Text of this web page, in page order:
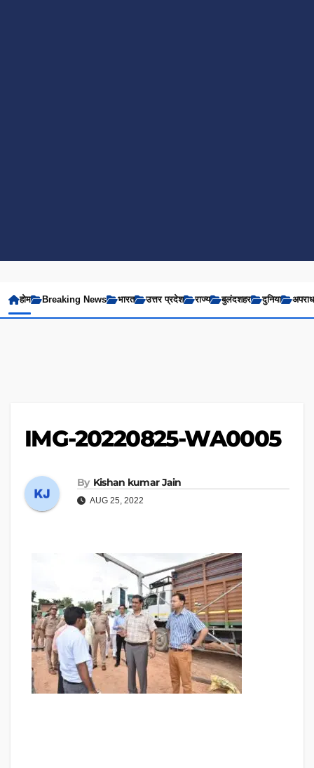
होम Breaking News भारत उत्तर प्रदेश राज्य बुलंदशहर दुनिया अपराध
IMG-20220825-WA0005
By Kishan kumar Jain
AUG 25, 2022